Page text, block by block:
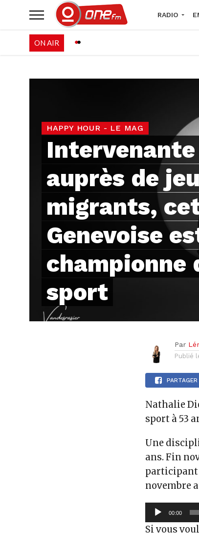
RADIO
ON AIR
HAPPY HOUR - LE MAG
Intervenante
auprès de
migrants,
Genevoise
championne
sport
Par
Publié
PARTAGER
Nathalie
sport à 53
Une
ans. Fin
participant
novembre
Lecteur
audio
00:00
Si vous